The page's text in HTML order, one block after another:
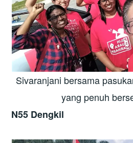
Sivaranjani bersama
yang penuh
N55 Dengkil